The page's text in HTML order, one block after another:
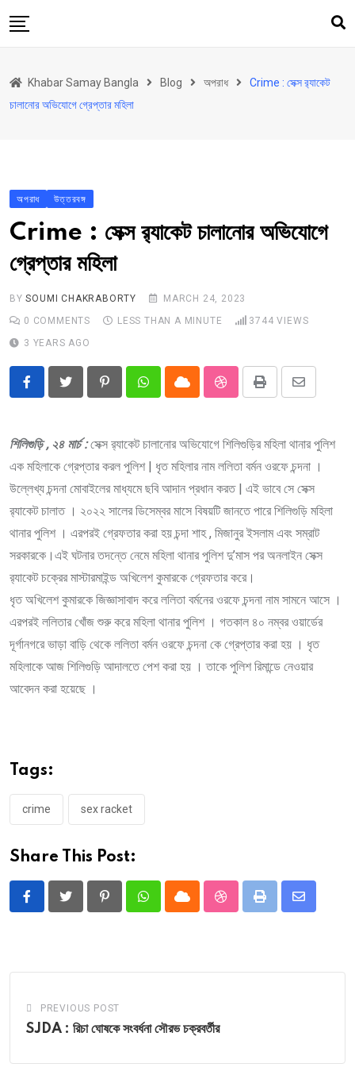
to
উত্তরবঙ্গ
আরও কিছু
Contact
Khabar Samay Hindi
Khabar Samay Bangla Blog অপরাধ
Crime : সেক্স র‍্যাকেট
চালানোর অভিযোগে গ্রেপ্তার মহিলা
অপরাধ উত্তরবঙ্গ
Crime : সেক্স র‍্যাকেট চালানোর অভিযোগে
গ্রেপ্তার মহিলা
BYSOUMI CHAKRABORTY
MARCH 24, 2023
0 COMMENTS LESS THAN A MINUTE 3744 VIEWS
3 YEARS AGO
PinterestWhatsappCloud StumbleUpon
Print
Share
Email
শিলিগুড়ি , ২৪ মার্চ :সেক্স র‍্যাকেট চালানোর অভিযোগে শিলিগুড়ির মহিলা থানার পুলিশ
এক মহিলাকে গ্রেপ্তার করল পুলিশ | ধৃত মহিলার নাম ললিতা বর্মন ওরফে চন্দনা ।
উল্লেখ্য চন্দনা মোবাইলের মাধ্যমে ছবি আদান প্রধান করত | এই ভাবে সে সেক্স
র‍্যাকেট চালাত । ২০২২ সালের ডিসেম্বর মাসে বিষয়টি জানতে পারে শিলিগুড়ি মহিলা
থানার পুলিশ । এরপরই গ্রেফতার করা হয় চন্দা শাহ , মিজানুর ইসলাম এবং সম্রাট
সরকারকে।এই ঘটনার তদন্তে নেমে মহিলা থানার পুলিশ দু’মাস পর অনলাইন সেক্স
র‍্যাকেট চক্রের মাস্টারমাইন্ড অখিলেশ কুমারকে গ্রেফতার করে।
ধৃত অখিলেশ কুমারকে জিজ্ঞাসাবাদ করে ললিতা বর্মনের ওরফে চন্দনা নাম সামনে আসে ।
এরপরই ললিতার খোঁজ শুরু করে মহিলা থানার পুলিশ । গতকাল ৪০ নম্বর ওয়ার্ডের
দূর্গানগরে ভাড়া বাড়ি থেকে ললিতা বর্মন ওরফে চন্দনা কে গ্রেপ্তার করা হয় । ধৃত
মহিলাকে আজ শিলিগুড়ি আদালতে পেশ করা হয় । তাকে পুলিশ রিমান্ডে নেওয়ার
আবেদন করা হয়েছে ।
Tags:
crime sex racket
Share This Post:
PinterestWhatsappCloud StumbleUpon
Print
Share
PREVIOUS POST
SJDA : রিচা ঘোষকে সংবর্ধনা সৌরভ চক্রবর্তীর